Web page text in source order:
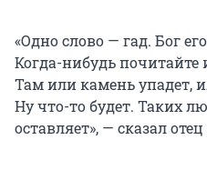
«Одно слово — гад. Бог
Когда-нибудь
Там или камень упадет,
Ну что-то будет. Таких
оставляет», — сказал